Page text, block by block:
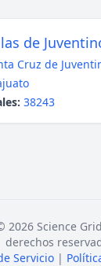
de
Cruz de
38243
2026 Science
derechos
Servicio |